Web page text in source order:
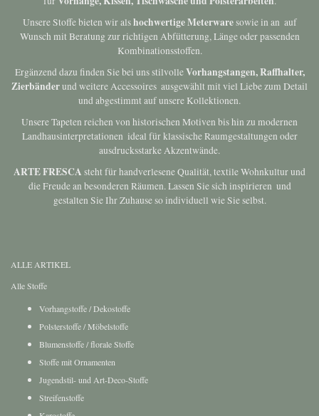
Wunsch mit Beratung zur richtigen Abfütterung, Länge oder passenden
Kombinationsstoffen.
Zierbänderund weitere Accessoires  ausgewählt mit viel Liebe zum Detail
und abgestimmt auf unsere Kollektionen.
Landhausinterpretationen  ideal für klassische Raumgestaltungen oder
ausdrucksstarke Akzentwände.
die Freude an besonderen Räumen. Lassen Sie sich inspirieren  und
gestalten Sie Ihr Zuhause so individuell wie Sie selbst.
Polsterstoffe / Möbelstoffe
Blumenstoffe / florale Stoffe
Stoffe mit Ornamenten
Jugendstil- und Art-Deco-Stoffe
Streifenstoffe
Karostoffe